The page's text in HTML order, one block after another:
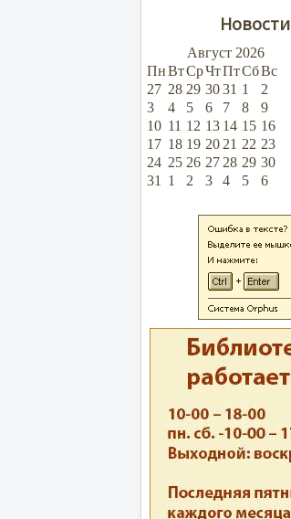
Новости
Август 2026
ПнВтСрЧтПтСбВс
27 28 29 3031 1
2
3
4 5 6 7 8
9
10 11 12 13 14 15 16
17 18 19 20 21 22 23
24 25 26 27 28 29 30
31
1 2 3 4 5 6